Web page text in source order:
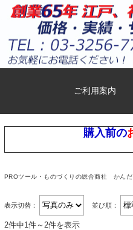
ご利用案内
購入前の
PROツール・ものづくりの総合商社 かんだ
表示切替： 並び順：
2件中1件～2件を表示